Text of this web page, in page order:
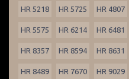
HR 5218 HR 5725 HR 4807
HR 5575 HR 6214 HR 6481
HR 8357 HR 8594 HR 8631
HR 8489 HR 7670 HR 9029